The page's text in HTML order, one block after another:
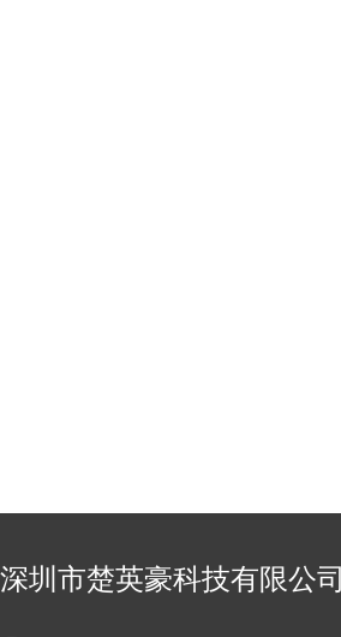
深圳市楚英豪科技有限公司